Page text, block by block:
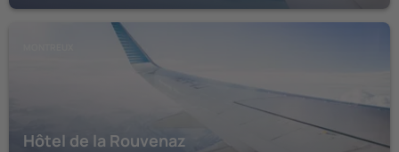
Hôtel de la Rouvenaz